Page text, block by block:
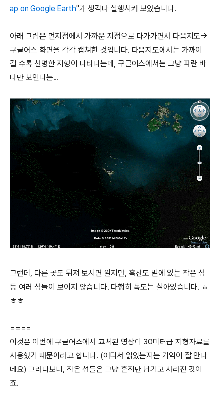
ap on Google Earth"가 생각나 실행시켜 보았습니다.
아래 그림은 먼지점에서 가까운 지점으로 다가가면서 다음지도->
구글어스 화면을 각각 캡쳐한 것입니다. 다음지도에서는 가까이
갈 수록 선명한 지형이 나타나는데, 구글어스에서는 그냥 파란 바
다만 보인다는...
그런데, 다른 곳도 뒤져 보시면 알지만, 흑산도 밑에 있는 작은 섬
등 여러 섬들이 보이지 않습니다. 다행히 독도는 살아있습니다. ㅎ
ㅎㅎ
====
이것은 이번에 구글어스에서 교체된 영상이 30미터급 지형자료를
사용했기 때문이라고 합니다. (어디서 읽었는지는 기억이 잘 안나
네요) 그러다보니, 작은 섬들은 그냥 흔적만 남기고 사라진 것이
죠.